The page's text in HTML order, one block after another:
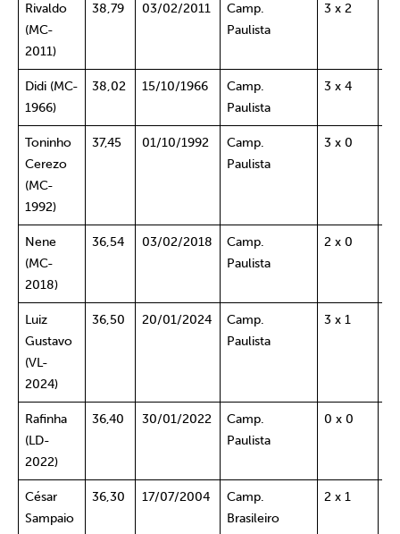
Rivaldo
(MC-
2011)
38,79 03/02/2011
Camp.
Paulista
3 x 2
Didi (MC-
1966)
38,02 15/10/1966
Camp.
Paulista
3 x 4
Toninho
Cerezo
(MC-
1992)
37,45 01/10/1992
Camp.
Paulista
3 x 0
Nene
(MC-
2018)
36,54 03/02/2018
Camp.
Paulista
2 x 0
Luiz
Gustavo
(VL-
2024)
36,50 20/01/2024
Camp.
Paulista
3 x 1
Rafinha
(LD-
2022)
36,40 30/01/2022
Camp.
Paulista
0 x 0
César
Sampaio
36,30 17/07/2004
Camp.
Brasileiro
2 x 1